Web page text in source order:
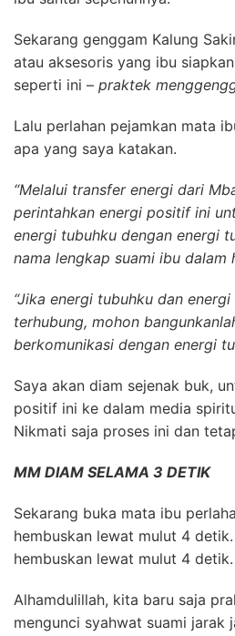
Sekarang genggam Kalung
atau aksesoris yang ibu
seperti ini – praktek
Lalu perlahan pejamkan mata
apa yang saya katakan.
“Melalui transfer energi dari
perintahkan energi positif ini
energi tubuhku dengan energi
nama lengkap suami ibu dalam
“Jika energi tubuhku dan
terhubung, mohon
berkomunikasi dengan energi
Saya akan diam sejenak buk,
positif ini ke dalam media
Nikmati saja proses ini dan
MM DIAM SELAMA 3 DETIK
Sekarang buka mata ibu
hembuskan lewat mulut 4
hembuskan lewat mulut 4 detik.
Alhamdulillah, kita baru saja
mengunci syahwat suami jarak